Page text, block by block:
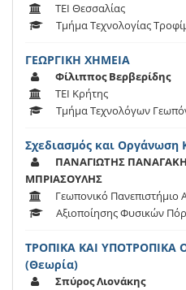
ΤΕΙ Θεσσαλίας
Τμήμα Τεχνολογίας
ΓΕΩΡΓΙΚΗ ΧΗΜΕΙΑ
Φίλιππος Βερβερίδης
ΤΕΙ Κρήτης
Τμήμα Τεχνολόγων
Σχεδιασμός και
ΠΑΝΑΓΙΩΤΗΣ
ΜΠΡΙΑΣΟΥΛΗΣ
Γεωπονικό Πανεπιστήμιο
Αξιοποίησης Φυσικών
ΤΡΟΠΙΚΑ ΚΑΙ
(Θεωρία)
Σπύρος Λιονάκης